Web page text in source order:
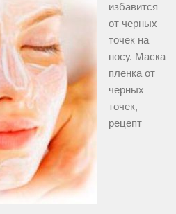
избавится
от черных
точек на
носу. Маска
пленка от
черных
точек,
рецепт